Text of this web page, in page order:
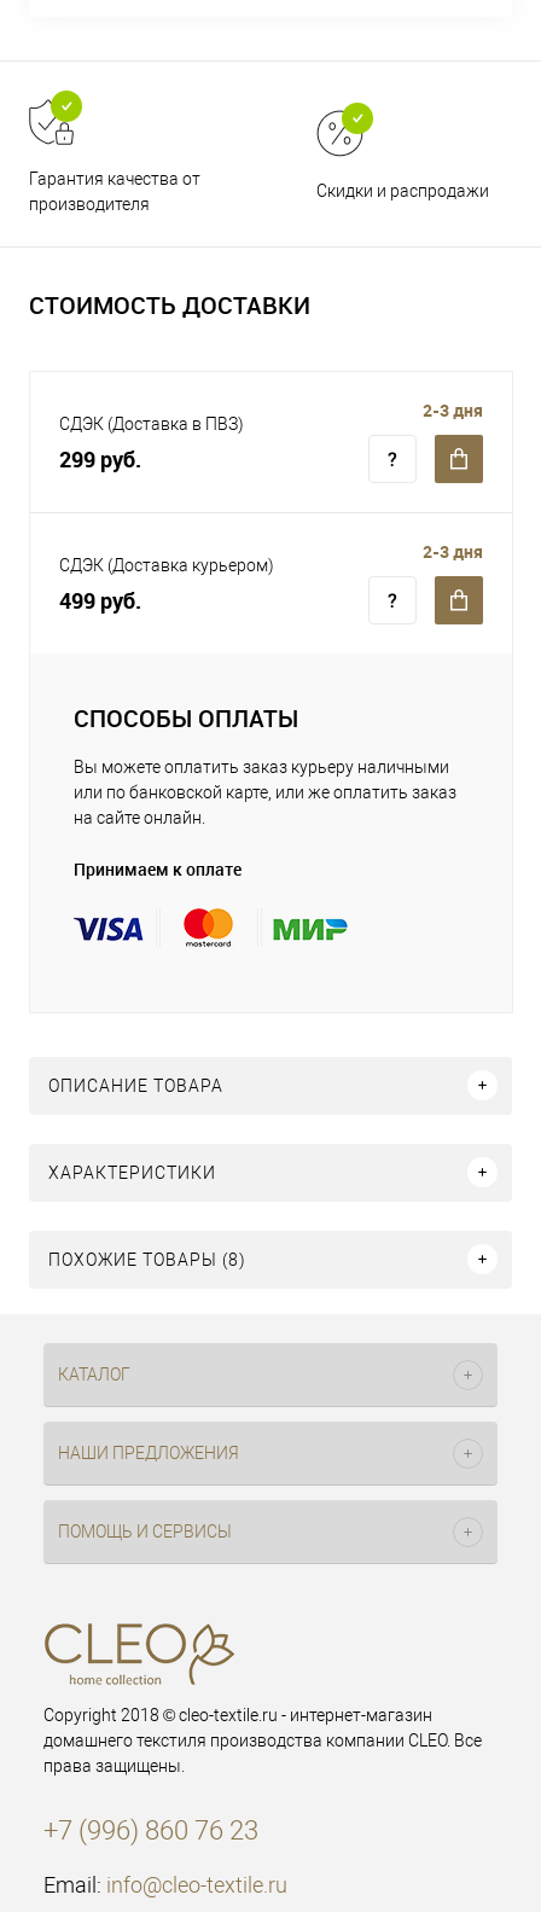
Гарантия качества от
производителя
Скидки и распродажи
СТОИМОСТЬ ДОСТАВКИ
СДЭК (Доставка в ПВЗ)
299 руб.
2-3 дня
СДЭК (Доставка курьером)
499 руб.
2-3 дня
СПОСОБЫ ОПЛАТЫ
Вы можете оплатить заказ курьеру наличными
или по банковской карте, или же оплатить заказ
на сайте онлайн.
Принимаем к оплате
ОПИСАНИЕ ТОВАРА
ХАРАКТЕРИСТИКИ
ПОХОЖИЕ ТОВАРЫ (8)
КАТАЛОГ
НАШИ ПРЕДЛОЖЕНИЯ
ПОМОЩЬ И СЕРВИСЫ
Copyright 2018 © cleo-textile.ru - интернет-магазин
домашнего текстиля производства компании CLEO. Все
права защищены.
+7 (996) 860 76 23
Email: info@cleo-textile.ru